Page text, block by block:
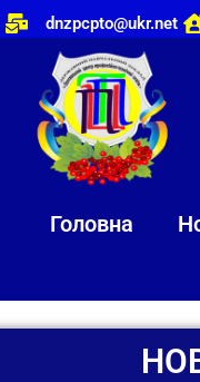
dnzpcpto@ukr.net
Головна